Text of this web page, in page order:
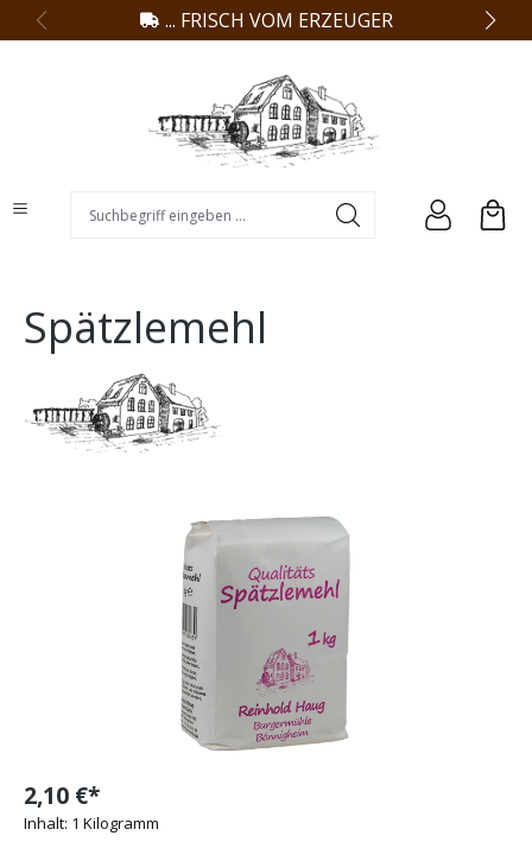
springen ... FRISCH VOM ERZEUGER
Suchbegriff eingeben ...
Spätzlemehl
Bildergalerie überspringen
2,10 €*
Inhalt: 1 Kilogramm